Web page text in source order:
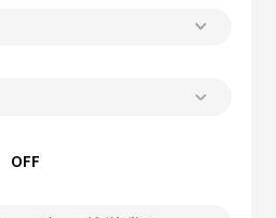
OFF